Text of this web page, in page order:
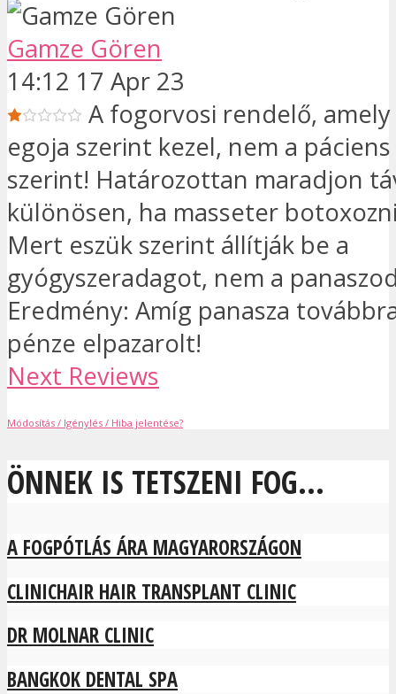
Gamze Gören
14:12 17 Apr 23
A fogorvosi rendelő,
egoja szerint kezel, nem a
szerint! Határozottan maradjon
különösen, ha masseter
Mert eszük szerint állítják be a
gyógyszeradagot, nem a
Eredmény: Amíg panasza
pénze elpazarolt!
Next Reviews
Módosítás / Igénylés / Hiba jelentése?
ÖNNEK IS TETSZENI FOG...
A FOGPÓTLÁS ÁRA MAGYARORSZÁGON
CLINICHAIR HAIR TRANSPLANT CLINIC
DR MOLNAR CLINIC
BANGKOK DENTAL SPA